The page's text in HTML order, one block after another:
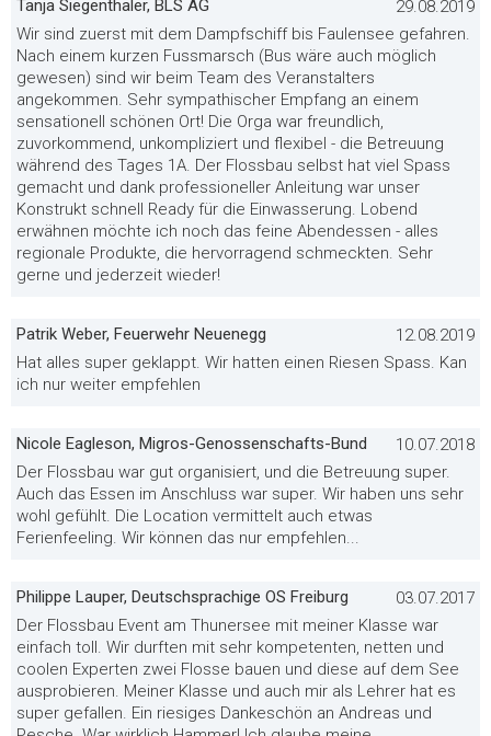
Tanja Siegenthaler, BLS AG
29.08.2019
Wir sind zuerst mit dem Dampfschiff bis Faulensee gefahren.
Nach einem kurzen Fussmarsch (Bus wäre auch möglich
gewesen) sind wir beim Team des Veranstalters
angekommen. Sehr sympathischer Empfang an einem
sensationell schönen Ort! Die Orga war freundlich,
zuvorkommend, unkompliziert und flexibel - die Betreuung
während des Tages 1A. Der Flossbau selbst hat viel Spass
gemacht und dank professioneller Anleitung war unser
Konstrukt schnell Ready für die Einwasserung. Lobend
erwähnen möchte ich noch das feine Abendessen - alles
regionale Produkte, die hervorragend schmeckten. Sehr
gerne und jederzeit wieder!
Patrik Weber, Feuerwehr Neuenegg
12.08.2019
Hat alles super geklappt. Wir hatten einen Riesen Spass. Kan
ich nur weiter empfehlen
Nicole Eagleson, Migros-Genossenschafts-Bund
10.07.2018
Der Flossbau war gut organisiert, und die Betreuung super.
Auch das Essen im Anschluss war super. Wir haben uns sehr
wohl gefühlt. Die Location vermittelt auch etwas
Ferienfeeling. Wir können das nur empfehlen...
Philippe Lauper, Deutschsprachige OS Freiburg
03.07.2017
Der Flossbau Event am Thunersee mit meiner Klasse war
einfach toll. Wir durften mit sehr kompetenten, netten und
coolen Experten zwei Flosse bauen und diese auf dem See
ausprobieren. Meiner Klasse und auch mir als Lehrer hat es
super gefallen. Ein riesiges Dankeschön an Andreas und